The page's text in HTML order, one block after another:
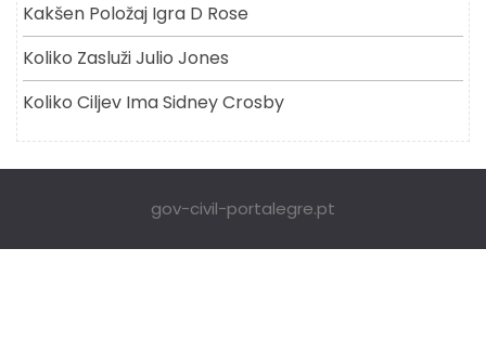
Kakšen Položaj Igra D Rose
Koliko Zasluži Julio Jones
Koliko Ciljev Ima Sidney Crosby
gov-civil-portalegre.pt